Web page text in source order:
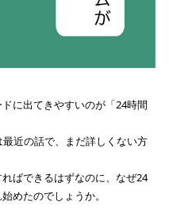
に出てきやすいのが「24時間
近の話で、まだ詳しくない方
ばできるはずなのに、なぜ24
めたのでしょうか。